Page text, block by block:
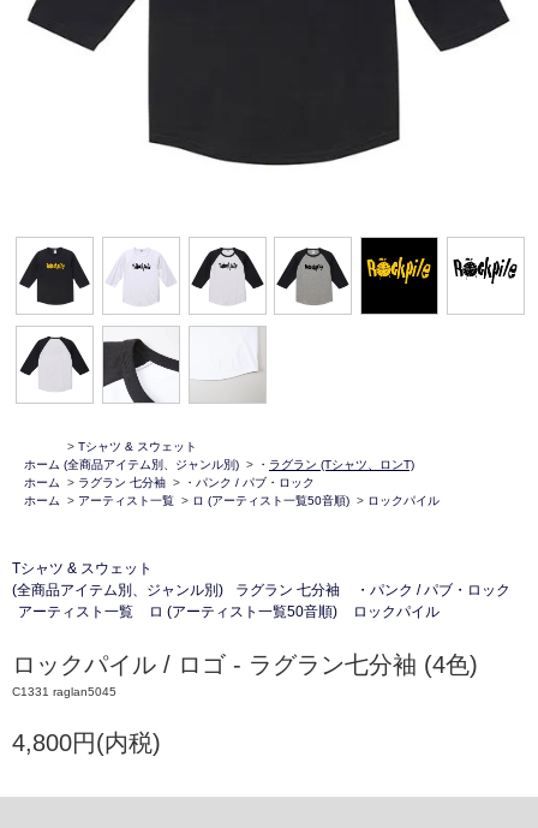
ホーム
> Tシャツ & スウェット
(全商品アイテム別、ジャンル別) > ・ ラグラン (Tシャツ、ロンT)
ホーム
> ラグラン 七分袖 >
・パンク / パブ・ロック
ホーム
> アーティスト一覧 > ロ (アーティスト一覧50音順) > ロックパイル
Tシャツ & スウェット
(全商品アイテム別、ジャンル別)
ラグラン 七分袖
・パンク / パブ・ロック
アーティスト一覧
ロ (アーティスト一覧50音順) ロックパイル
ロックパイル / ロゴ - ラグラン七分袖 (4色)
C1331 raglan5045
4,800円(内税)